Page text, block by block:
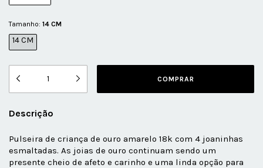
Tamanho: 14 CM
14 CM
Descrição
Pulseira de criança de ouro amarelo 18k com 4 joaninhas
esmaltadas. As joias de ouro continuam sendo um
presente cheio de afeto e carinho e uma linda opção para